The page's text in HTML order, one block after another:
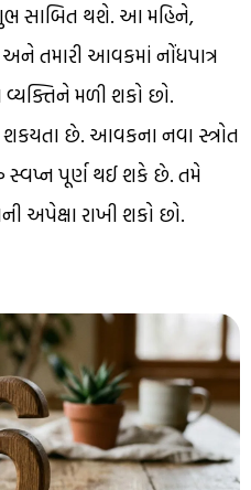
સાબિત થશે. આ મહિને,
અને તમારી આવકમાં નોંધપાત્ર
મળી શકો છો.
છે. આવકના નવા સ્ત્રોત
સ્વપ્ન પૂર્ણ થઈ શકે છે. તમે
અપેક્ષા રાખી શકો છો.